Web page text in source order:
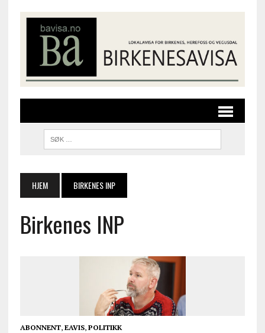
HJEM BIRKENES INP
Birkenes INP
ABONNENT, EAVIS, POLITIKK